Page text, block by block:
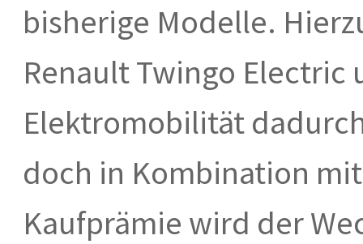
bisherige Modelle.
Renault Twingo Electric
Elektromobilität
doch in Kombination
Kaufprämie wird der